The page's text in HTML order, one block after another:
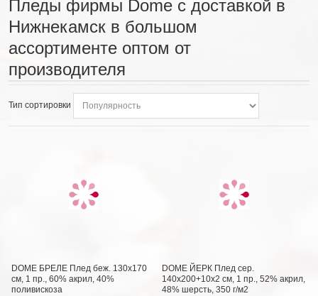
Пледы фирмы Dome с доставкой в
Нижнекамск в большом
ассортименте оптом от
производителя
Тип сортировки
DOME БРЕЛЕ Плед беж. 130х170
см, 1 пр., 60% акрил, 40%
поливискоза
DOME ЙЕРК Плед сер.
140х200+10х2 см, 1 пр., 52% акрил,
48% шерсть, 350 г/м2